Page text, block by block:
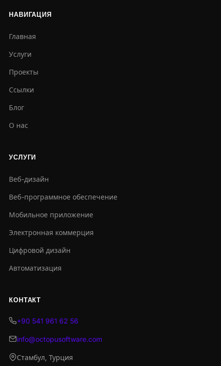
НАВИГАЦИЯ
Главная
Услуги
Проекты
Ссылки
Блог
О нас
УСЛУГИ
Веб-дизайн
Веб-программное обеспечение
Мобильное приложение
Электронная коммерция
Цифровой дизайн
Автоматизация
КОНТАКТ
+90 541 961 62 56
info@octopusoftware.com
Стамбул, Турция